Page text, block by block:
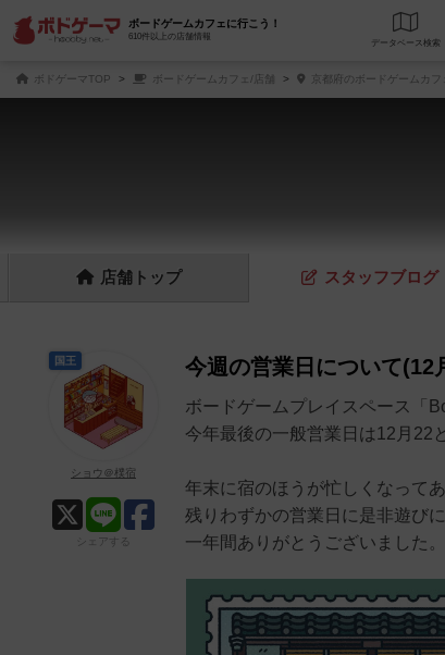
ボードゲームカフェに行こう！
610件以上の店舗情報
データ
ボドゲーマTOP ボードゲームカフェ/店舗 京都府のボードゲームカフ
店舗 トップ スタッフブログ
今週の営業日について(12
ボードゲームプレイスペース「
今年最後の一般営業日は12月22
年末に宿のほうが忙しくなって
残りわずかの営業日に是非遊び
一年間ありがとうございました。
国王
ショウ＠樸宿
シェアする